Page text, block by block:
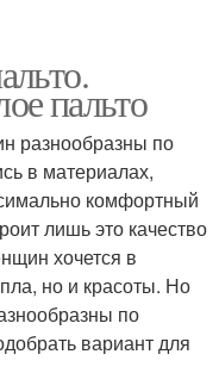
пальто
разнообразны по
в материалах,
комфортный
лишь это качество
хочется в
но и красоты. Но
по
вариант для